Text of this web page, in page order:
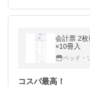
会計票 2
×10冊入
ベッド・
コスパ最高！